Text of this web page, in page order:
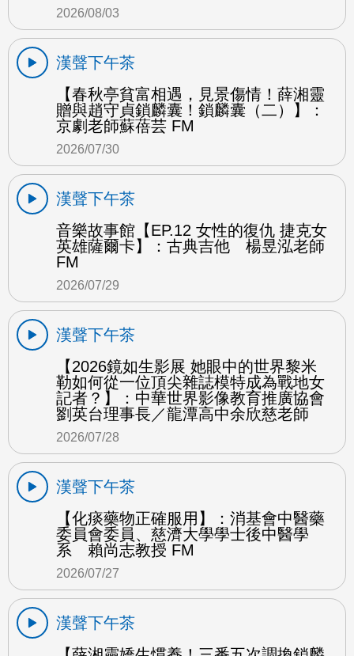
2026/08/03
漢聲下午茶
【春秋亭貧富相遇，見景傷情！薛湘靈
贈與趙守貞鎖麟囊！鎖麟囊（二）】：
京劇老師蘇蓓芸 FM
2026/07/30
漢聲下午茶
音樂故事館【EP.12 女性的復仇 捷克女
英雄薩爾卡】：古典吉他 楊昱泓老師
FM
2026/07/29
漢聲下午茶
【2026鏡如生影展 她眼中的世界黎米
勒如何從一位頂尖雜誌模特成為戰地女
記者？】：中華世界影像教育推廣協會
劉英台理事長／龍潭高中余欣慈老師
2026/07/28
漢聲下午茶
【化痰藥物正確服用】：消基會中醫藥
委員會委員、慈濟大學學士後中醫學
系 賴尚志教授 FM
2026/07/27
漢聲下午茶